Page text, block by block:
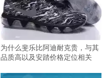
为什么斐乐比阿迪耐克贵，与其
品质高以及安踏价格定位相关